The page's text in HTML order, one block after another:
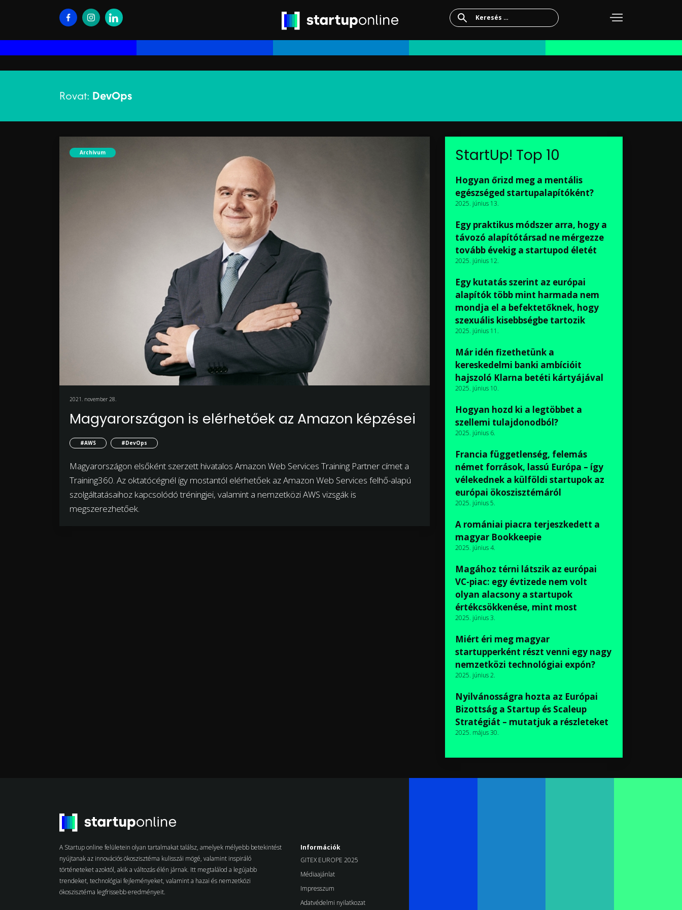
Keresés:
Rovat: DevOps
Archívum
2021. november 28.
Magyarországon is elérhetőek az Amazon képzései
#AWS #DevOps
Magyarországon elsőként szerzett hivatalos Amazon Web Services Training Partner címet a
Training360. Az oktatócégnél így mostantól elérhetőek az Amazon Web Services felhő-alapú
szolgáltatásaihoz kapcsolódó tréningjei, valamint a nemzetközi AWS vizsgák is
megszerezhetőek.
StartUp! Top 10
Hogyan őrizd meg a mentális
egészséged startupalapítóként?
2025. június 13.
Egy praktikus módszer arra, hogy a
távozó alapítótársad ne mérgezze
tovább évekig a startupod életét
2025. június 12.
Egy kutatás szerint az európai
alapítók több mint harmada nem
mondja el a befektetőknek, hogy
szexuális kisebbségbe tartozik
2025. június 11.
Már idén fizethetünk a
kereskedelmi banki ambícióit
hajszoló Klarna betéti kártyájával
2025. június 10.
Hogyan hozd ki a legtöbbet a
szellemi tulajdonodból?
2025. június 6.
Francia függetlenség, felemás
német források, lassú Európa – így
vélekednek a külföldi startupok az
európai ökoszisztémáról
2025. június 5.
A romániai piacra terjeszkedett a
magyar Bookkeepie
2025. június 4.
Magához térni látszik az európai
VC-piac: egy évtizede nem volt
olyan alacsony a startupok
értékcsökkenése, mint most
2025. június 3.
Miért éri meg magyar
startupperként részt venni egy nagy
nemzetközi technológiai expón?
2025. június 2.
Nyilvánosságra hozta az Európai
Bizottság a Startup és Scaleup
Stratégiát – mutatjuk a részleteket
2025. május 30.
A Startup online felületein olyan tartalmakat találsz, amelyek mélyebb betekintést
nyújtanak az innovációs ökoszisztéma kulisszái mögé, valamint inspiráló
történeteket azoktól, akik a változás élén járnak. Itt megtalálod a legújabb
trendeket, technológiai fejleményeket, valamint a hazai és nemzetközi
ökoszisztéma legfrissebb eredményeit.
Információk
GITEX EUROPE 2025
Médiaajánlat
Impresszum
Adatvédelmi nyilatkozat